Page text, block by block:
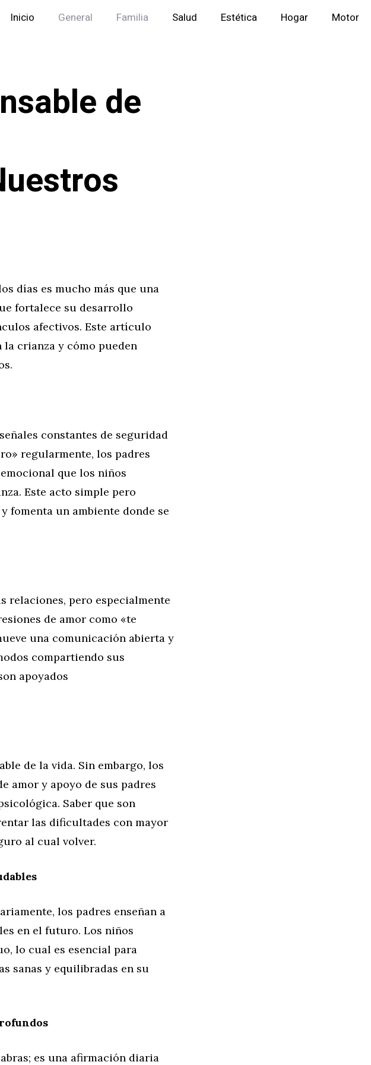
Inicio General Familia Salud Estética Hogar Motor
de
días es mucho más que una
fortalece su desarrollo
afectivos. Este artículo
la crianza y cómo pueden
constantes de seguridad
regularmente, los padres
que los niños
Este acto simple pero
fomenta un ambiente donde se
relaciones, pero especialmente
de amor como «te
una comunicación abierta y
compartiendo sus
apoyados
de la vida. Sin embargo, los
amor y apoyo de sus padres
Saber que son
las dificultades con mayor
al cual volver.
los padres enseñan a
en el futuro. Los niños
lo cual es esencial para
sanas y equilibradas en su
es una afirmación diaria